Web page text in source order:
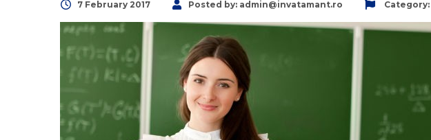
7 February 2017 Posted by: admin@invatamant.ro Category: